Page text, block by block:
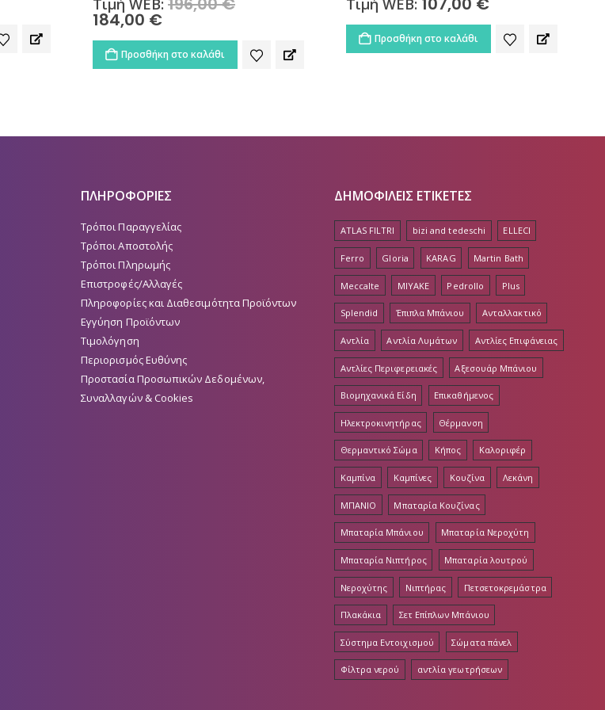
€. Προσθήκη στο καλάθι Προσθήκη στο καλάθι
ΠΛΗΡΟΦΟΡΙΕΣ
Τρόποι Παραγγελίας
Τρόποι Αποστολής
Τρόποι Πληρωμής
Επιστροφές/Αλλαγές
Πληροφορίες και Διαθεσιμότητα Προϊόντων
Εγγύηση Προϊόντων
Τιμολόγηση
Περιορισμός Ευθύνης
Προστασία Προσωπικών Δεδομένων,
Συναλλαγών & Cookies
ΔΗΜΟΦΙΛΕΙΣ ΕΤΙΚΕΤΕΣ
ATLAS FILTRI bizi and tedeschi ELLECI
Ferro Gloria KARAG Martin Bath
Meccalte MIYAKE Pedrollo Plus
Splendid Έπιπλα Μπάνιου Ανταλλακτικό
Αντλία Αντλία Λυμάτων Αντλίες Επιφάνειας
Αντλίες Περιφερειακές Αξεσουάρ Μπάνιου
Βιομηχανικά Είδη Επικαθήμενος
Ηλεκτροκινητήρας Θέρμανση
Θερμαντικό Σώμα Κήπος Καλοριφέρ
Καμπίνα Καμπίνες Κουζίνα Λεκάνη
ΜΠΑΝΙΟ Μπαταρία Κουζίνας
Μπαταρία Μπάνιου Μπαταρία Νεροχύτη
Μπαταρία Νιπτήρος Μπαταρία λουτρού
Νεροχύτης Νιπτήρας Πετσετοκρεμάστρα
Πλακάκια Σετ Επίπλων Μπάνιου
Σύστημα Εντοιχισμού Σώματα πάνελ
Φίλτρα νερού αντλία γεωτρήσεων